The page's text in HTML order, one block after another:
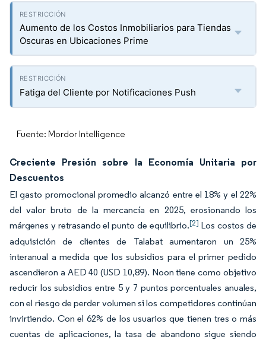
Aumento de los Costos Inmobiliarios para Tiendas
Oscuras en Ubicaciones Prime
Fatiga del Cliente por Notificaciones Push
Fuente: Mordor Intelligence
Creciente Presión sobre la Economía Unitaria por
Descuentos
El gasto promocional promedio alcanzó entre el 18% y el 22%
del valor bruto de la mercancía en 2025, erosionando los
márgenes y retrasando el punto de equilibrio.[2] Los costos de
adquisición de clientes de Talabat aumentaron un 25%
interanual a medida que los subsidios para el primer pedido
ascendieron a AED 40 (USD 10,89). Noon tiene como objetivo
reducir los subsidios entre 5 y 7 puntos porcentuales anuales,
con el riesgo de perder volumen si los competidores continúan
invirtiendo. Con el 62% de los usuarios que tienen tres o más
cuentas de aplicaciones, la tasa de abandono sigue siendo